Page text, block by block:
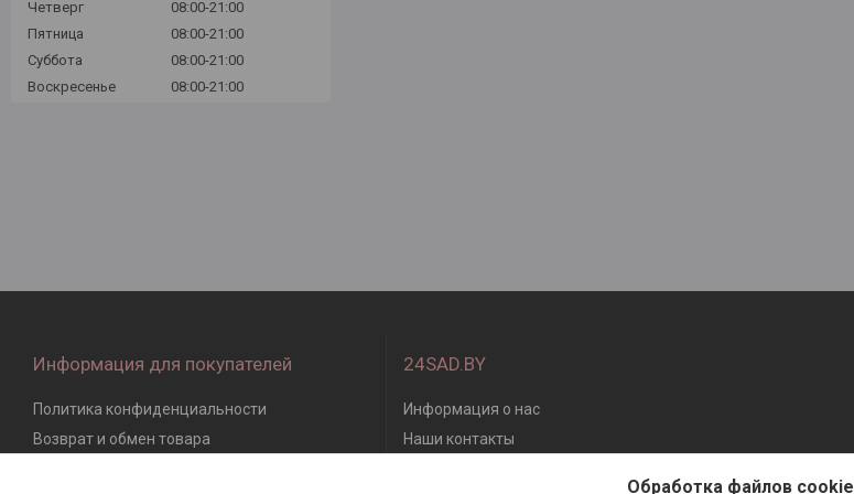
Четверг
08:00-21:00
Пятница
08:00-21:00
Суббота
08:00-21:00
Воскресенье
08:00-21:00
Информация для покупателей
Политика конфиденциальности
Возврат и обмен товара
24SAD.BY
Информация о нас
Наши контакты
Обработка файлов cookie